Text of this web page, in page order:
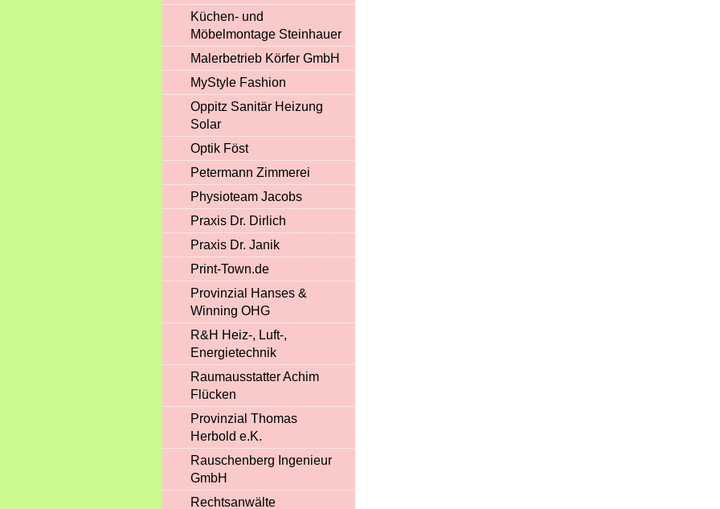
Küchen- und
Möbelmontage Steinhauer
Malerbetrieb Körfer GmbH
MyStyle Fashion
Oppitz Sanitär Heizung
Solar
Optik Föst
Petermann Zimmerei
Physioteam Jacobs
Praxis Dr. Dirlich
Praxis Dr. Janik
Print-Town.de
Provinzial Hanses &
Winning OHG
R&H Heiz-, Luft-,
Energietechnik
Raumausstatter Achim
Flücken
Provinzial Thomas
Herbold e.K.
Rauschenberg Ingenieur
GmbH
Rechtsanwälte